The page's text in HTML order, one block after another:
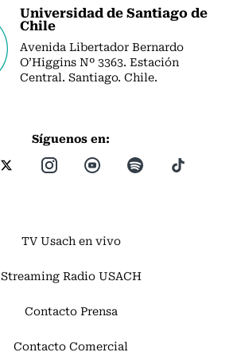
Universidad de Santiago de
Chile
Avenida Libertador Bernardo
O’Higgins Nº 3363. Estación
Central. Santiago. Chile.
Síguenos en:
TV Usach en vivo
Streaming Radio USACH
Contacto Prensa
Contacto Comercial